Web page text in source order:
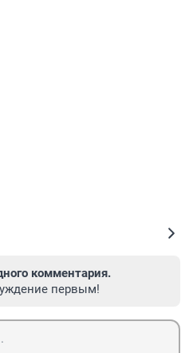
комментария.
первым!